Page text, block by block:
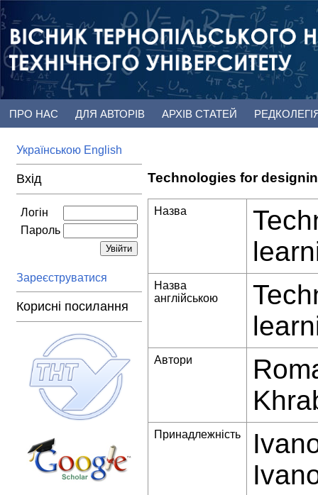
ПРО НАС ДЛЯ АВТОРІВ АРХІВ СТАТЕЙ
Українською English
Вхід
Логін
Пароль
Зареєструватися
Корисні посилання
Technologies for
Назва
Назва
англійською
Автори
Принадлежність